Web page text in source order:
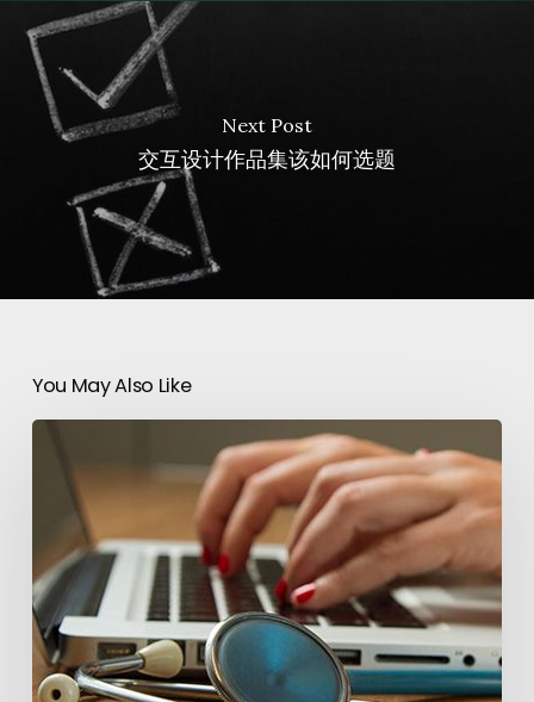
Next Post
交互设计作品集该如何选题
You May Also Like